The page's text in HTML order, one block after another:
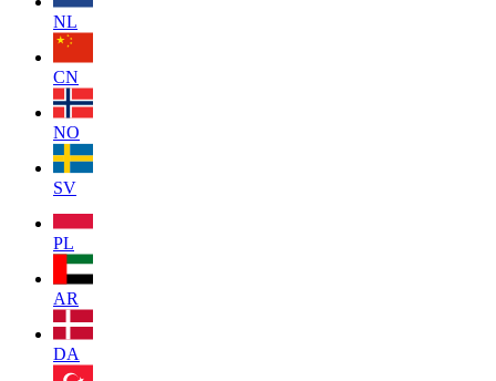
NL
CN
NO
SV
PL
AR
DA